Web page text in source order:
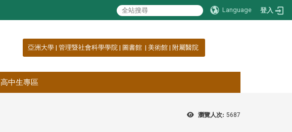
Language 登入
亞洲大學 | 管理暨社會科學學院 | 圖書館 | 美術館 | 附屬醫院
高中生專區
瀏覽人次: 5687